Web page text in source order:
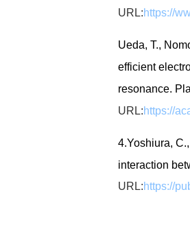
URL:https://
Ueda, T.,
efficient
resonance.
URL:https://
4.Yoshiura,
interaction
URL:https://